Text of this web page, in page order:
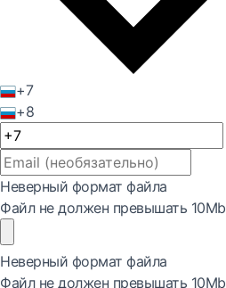
+7
+8
Неверный формат файла
Файл не должен превышать 10Mb
Неверный формат файла
Файл не должен превышать 10Mb